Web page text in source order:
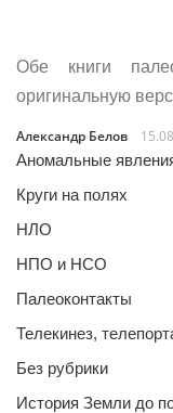
Обе книги
оригинальную
Александр Белов
Аномальные
Круги на полях
НЛО
НПО и НСО
Палеоконтакты
Телекинез,
Без рубрики
История Земли до